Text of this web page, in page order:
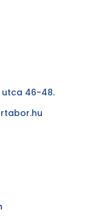
utca 46-48.